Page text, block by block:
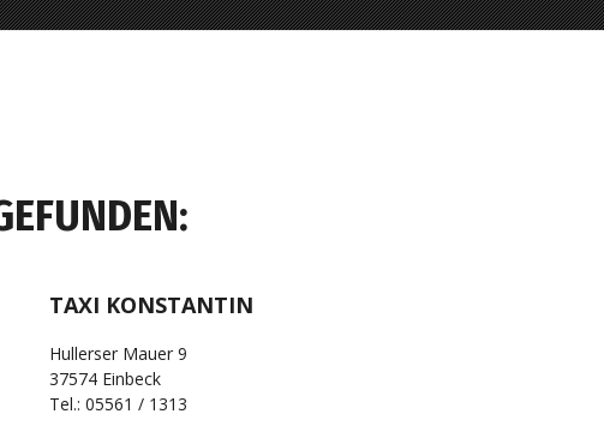
TAXI KONSTANTIN
Hullerser Mauer 9
37574 Einbeck
Tel.: 05561 / 1313